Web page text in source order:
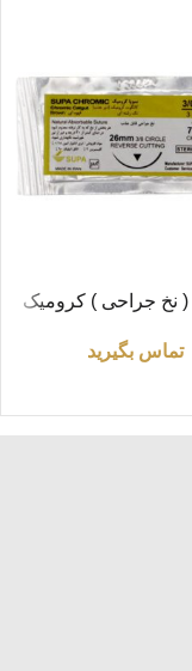
( نخ جراحی ) کرومیک
تماس بگیرید